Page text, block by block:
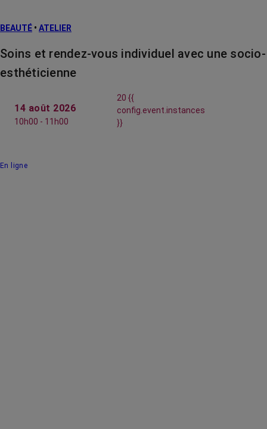
BEAUTÉ • ATELIER
Soins et rendez-vous individuel avec une socio-
esthéticienne
14 août 2026
10h00 - 11h00
20 {{
config.event.instances
}}
En ligne